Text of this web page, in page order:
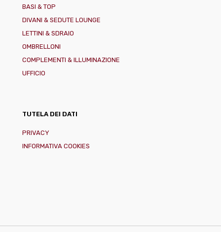
BASI & TOP
DIVANI & SEDUTE LOUNGE
LETTINI & SDRAIO
OMBRELLONI
COMPLEMENTI & ILLUMINAZIONE
UFFICIO
TUTELA DEI DATI
PRIVACY
INFORMATIVA COOKIES